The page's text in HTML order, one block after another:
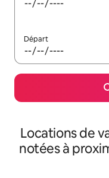
Départ
Locations de
notées à